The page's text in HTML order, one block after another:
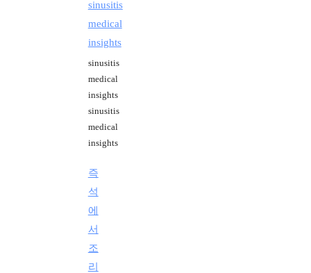
sinusitis
medical
insights
sinusitis
medical
insights
sinusitis
medical
insights
즉
석
에
서
조
리